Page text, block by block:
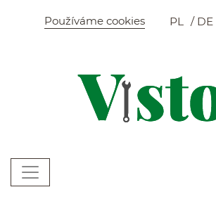
Szybkie menu
Používáme cookies PL DE
Menu główne